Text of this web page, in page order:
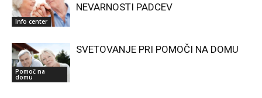
Info center
NEVARNOSTI PADCEV
Pomoč na
domu
SVETOVANJE PRI POMOČI NA DOMU